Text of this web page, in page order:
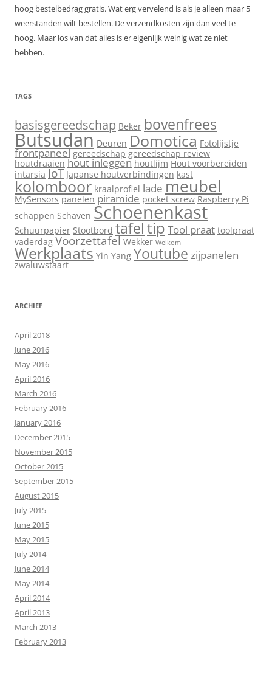
hoog bestelbedrag gratis. Wat erg vervelend is als je alleen maar 5
weerstanden wilt bestellen. De verzendkosten zijn dan veel te
hoog. Maar los van dat alles is er eigenlijk weinig wat ze niet
hebben.
TAGS
basisgereedschap Beker bovenfrees
Butsudan Deuren Domotica Fotolijstje
frontpaneel gereedschap gereedschap review
houtdraaien hout inleggen houtlijm Hout voorbereiden
intarsia IoT Japanse houtverbindingen kast
kolomboor kraalprofiel lade meubel
MySensors panelen piramide pocket screw Raspberry Pi
schappen Schaven Schoenenkast
Schuurpapier Stootbord tafeltipTool praat toolpraat
vaderdag Voorzettafel Wekker Welkom
Werkplaats Yin Yang Youtube zijpanelen
zwaluwstaart
ARCHIEF
April 2018
June 2016
May 2016
April 2016
March 2016
February 2016
January 2016
December 2015
November 2015
October 2015
September 2015
August 2015
July 2015
June 2015
May 2015
July 2014
June 2014
May 2014
April 2014
April 2013
March 2013
February 2013